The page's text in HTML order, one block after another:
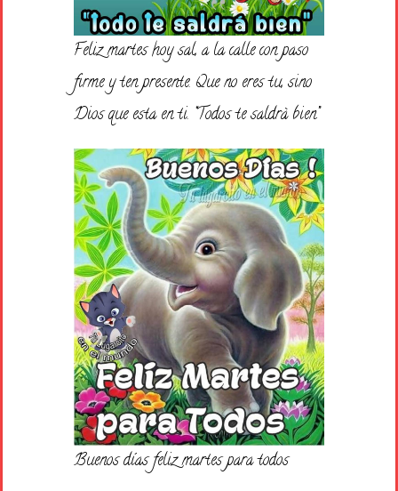
Feliz martes hoy sal, a la calle con paso
firme y ten presente. Que no eres tu, sino
Dios que esta en ti. “Todos te saldrà bien”
Buenos días feliz martes para todos